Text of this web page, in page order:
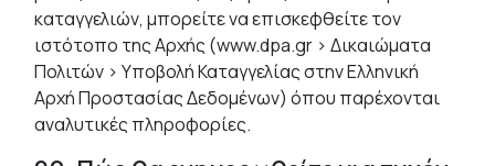
καταγγελιών, μπορείτε να επισκεφθείτε τον
ιστότοπο της Αρχής (www.dpa.gr > Δικαιώματα
Πολιτών > Υποβολή Καταγγελίας στην Ελληνική
Αρχή Προστασίας Δεδομένων) όπου παρέχονται
αναλυτικές πληροφορίες.